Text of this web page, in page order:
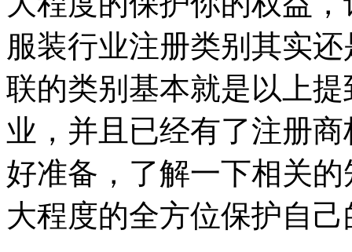
服装行业注册类别其实
联的类别基本就是以上
业，并且已经有了注册
好准备，了解一下相关
大程度的全方位保护自